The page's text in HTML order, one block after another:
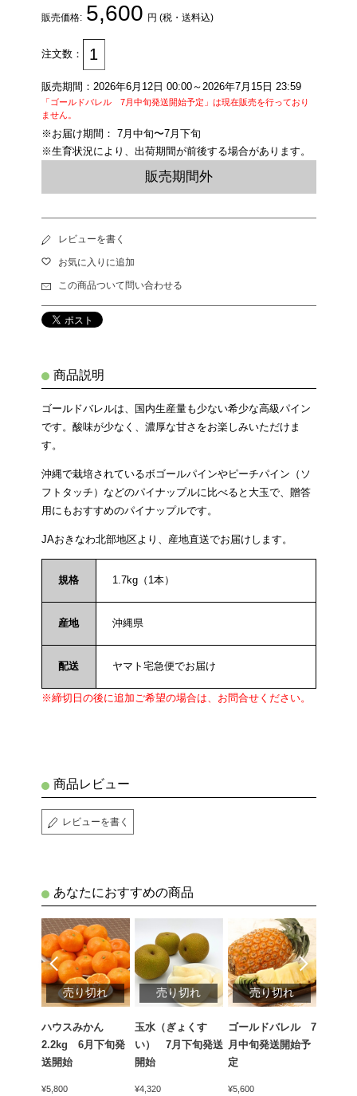
販売価格: 5,600 円 (税・送料込)
注文数：
販売期間：2026年6月12日 00:00～2026年7月15日 23:59
「ゴールドバレル 7月中旬発送開始予定」は現在販売を行っており
ません。
※お届け期間： 7月中旬〜7月下旬
※生育状況により、出荷期間が前後する場合があります。
販売期間外
レビューを書く
お気に入りに追加
この商品ついて問い合わせる
商品説明
ゴールドバレルは、国内生産量も少ない希少な高級パイン
です。酸味が少なく、濃厚な甘さをお楽しみいただけま
す。
沖縄で栽培されているボゴールパインやピーチパイン（ソ
フトタッチ）などのパイナップルに比べると大玉で、贈答
用にもおすすめのパイナップルです。
JAおきなわ北部地区より、産地直送でお届けします。
規格 1.7kg（1本）
産地 沖縄県
配送 ヤマト宅急便でお届け
※締切日の後に追加ご希望の場合は、お問合せください。
商品レビュー
レビューを書く
あなたにおすすめの商品
売り切れ
ハウスみかん
2.2kg 6月下旬発
送開始
¥5,800
売り切れ
玉水（ぎょくす
い） 7月下旬発送
開始
¥4,320
売り切れ
ゴールドバレル 7
月中旬発送開始予
定
¥5,600